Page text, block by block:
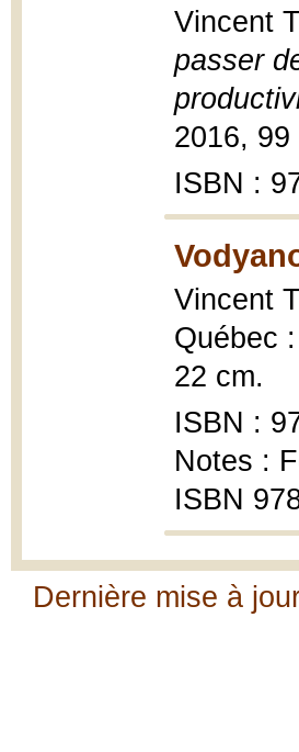
Vincent
passer
2016,
ISBN :
Vincent
Québec
22 cm.
ISBN :
Notes :
ISBN
Dernière mise à